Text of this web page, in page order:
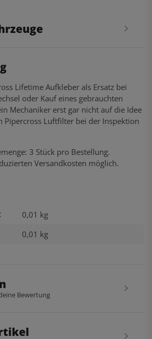
Lifetime Aufkleber als Ersatz bei
oder Kauf eines gebrauchten
Mechaniker erst gar nicht auf die Idee
Pipercross Luftfilter bei der Inspektion
3 Stück pro Bestellung.
Versandkosten möglich.
0,01 kg
0,01 kg
Bewertung